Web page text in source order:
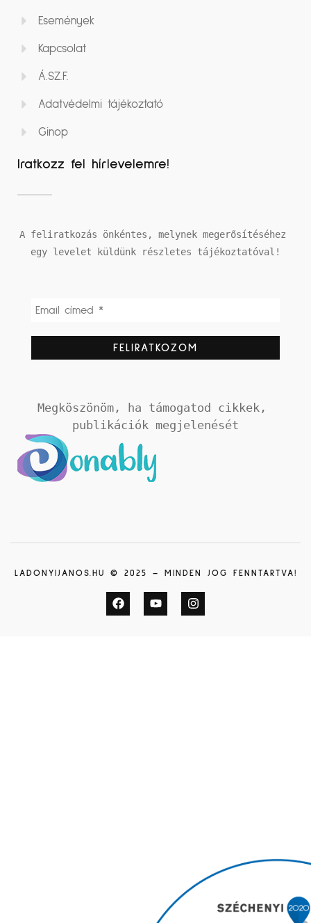
Események
Kapcsolat
Á.SZ.F.
Adatvédelmi tájékoztató
Ginop
Iratkozz fel hírlevelemre!
A feliratkozás önkéntes, melynek megerősítéséhez
egy levelet küldünk részletes tájékoztatóval!
Megköszönöm, ha támogatod cikkek,
publikációk megjelenését
LADONYIJANOS.HU © 2025 – MINDEN JOG FENNTARTVA!